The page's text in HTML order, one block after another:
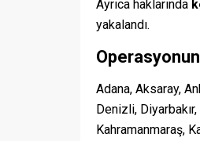
Ayrıca haklarında
yakalandı.
Adana, Aksaray,
Denizli,
Kahramanmaraş,